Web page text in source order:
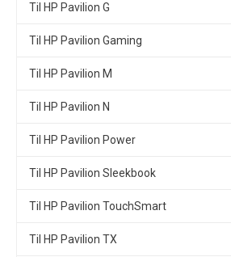
Til HP Pavilion G
Til HP Pavilion Gaming
Til HP Pavilion M
Til HP Pavilion N
Til HP Pavilion Power
Til HP Pavilion Sleekbook
Til HP Pavilion TouchSmart
Til HP Pavilion TX